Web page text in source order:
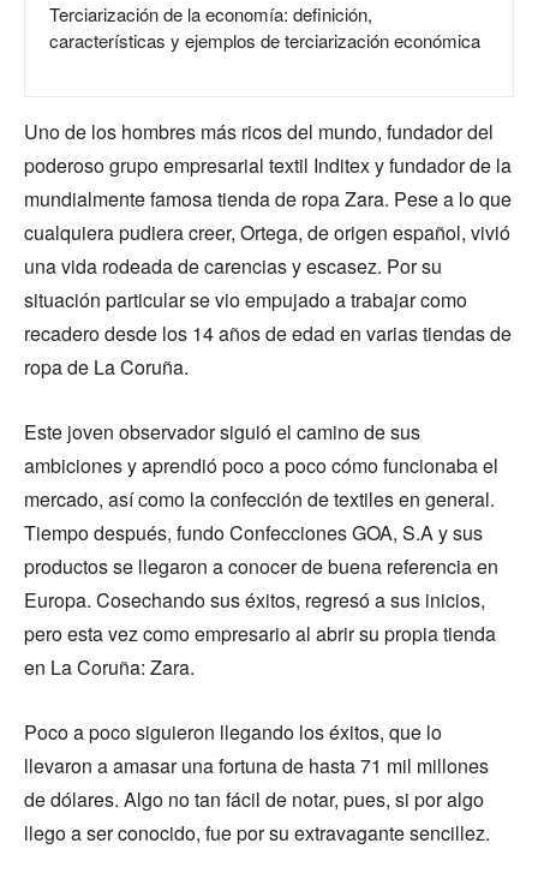
Terciarización de la economía: definición,
características y ejemplos de terciarización económica
Uno de los hombres más ricos del mundo, fundador del
poderoso grupo empresarial textil Inditex y fundador de la
mundialmente famosa tienda de ropa Zara. Pese a lo que
cualquiera pudiera creer, Ortega, de origen español, vivió
una vida rodeada de carencias y escasez. Por su
situación particular se vio empujado a trabajar como
recadero desde los 14 años de edad en varias tiendas de
ropa de La Coruña.
Este joven observador siguió el camino de sus
ambiciones y aprendió poco a poco cómo funcionaba el
mercado, así como la confección de textiles en general.
Tiempo después, fundo Confecciones GOA, S.A y sus
productos se llegaron a conocer de buena referencia en
Europa. Cosechando sus éxitos, regresó a sus inicios,
pero esta vez como empresario al abrir su propia tienda
en La Coruña: Zara.
Poco a poco siguieron llegando los éxitos, que lo
llevaron a amasar una fortuna de hasta 71 mil millones
de dólares. Algo no tan fácil de notar, pues, si por algo
llego a ser conocido, fue por su extravagante sencillez.